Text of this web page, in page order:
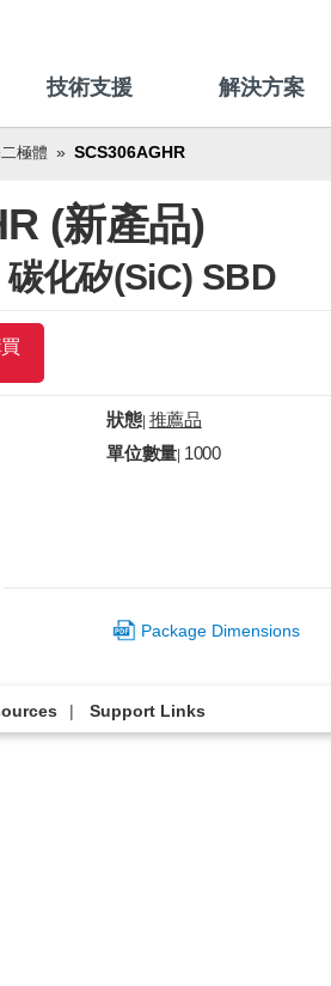
技術支援 解決方案
極體 SCS306AGHR
(新產品)
化矽(SiC) SBD
狀態| 推薦品
單位數量 1000
Package Dimensions
Support Links